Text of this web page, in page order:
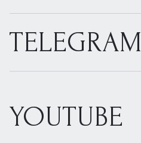
TELEGRAM
YOUTUBE